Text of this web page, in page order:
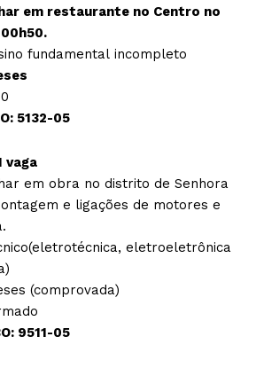
em restaurante no Centro no
fundamental incompleto
5132-05
vaga
em obra no distrito de Senhora
e ligações de motores e
eletroeletrônica
(comprovada)
9511-05